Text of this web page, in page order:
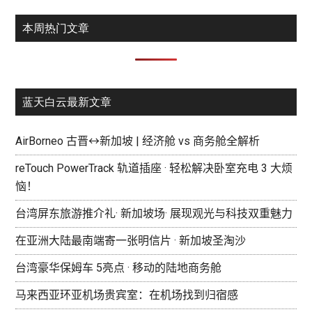
本周热门文章
蓝天白云最新文章
AirBorneo 古晋↔新加坡 | 经济舱 vs 商务舱全解析
reTouch PowerTrack 轨道插座 · 轻松解决卧室充电 3 大烦
恼！
台湾屏东旅游推介礼· 新加坡场· 展现观光与科技双重魅力
在亚洲大陆最南端寄一张明信片 · 新加坡圣淘沙
台湾豪华保姆车 5亮点 · 移动的陆地商务舱
马来西亚环亚机场贵宾室：在机场找到归宿感